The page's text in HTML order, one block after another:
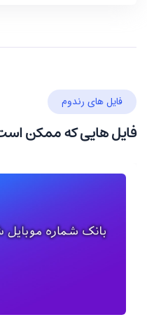
فایل های رندوم
فایل هایی که ممکن است